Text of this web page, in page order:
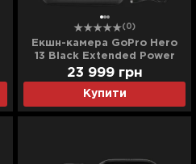
(0)
Екшн-камера GoPro Hero
13 Black Extended Power
Bundle (CHDRB-134-RW)
(Ultra)
Купити
23 999 грн